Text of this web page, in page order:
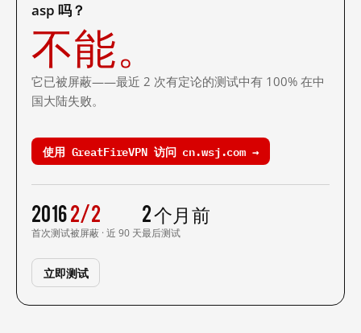
asp 吗？
不能。
它已被屏蔽——最近 2 次有定论的测试中有 100% 在中
国大陆失败。
使用 GreatFireVPN 访问 cn.wsj.com →
2016
首次测试
2/2
被屏蔽 · 近 90 天
2 个月前
最后测试
立即测试